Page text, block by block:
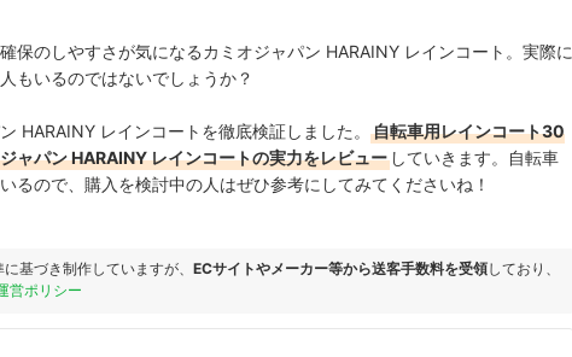
保のしやすさが気になるカミオジャパン HARAINY レインコート。実際に
もいるのではないでしょうか？
HARAINY レインコートを徹底検証しました。
自転車用レインコート30
ャパン HARAINY レインコートの実力をレビュー していきます。自転車
るので、購入を検討中の人はぜひ参考にしてみてくださいね！
基づき制作していますが、 ECサイトやメーカー等から送客手数料を受領しており、
営ポリシー